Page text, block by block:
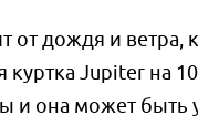
от дождя и ветра,
Jupiter на
и она может быть